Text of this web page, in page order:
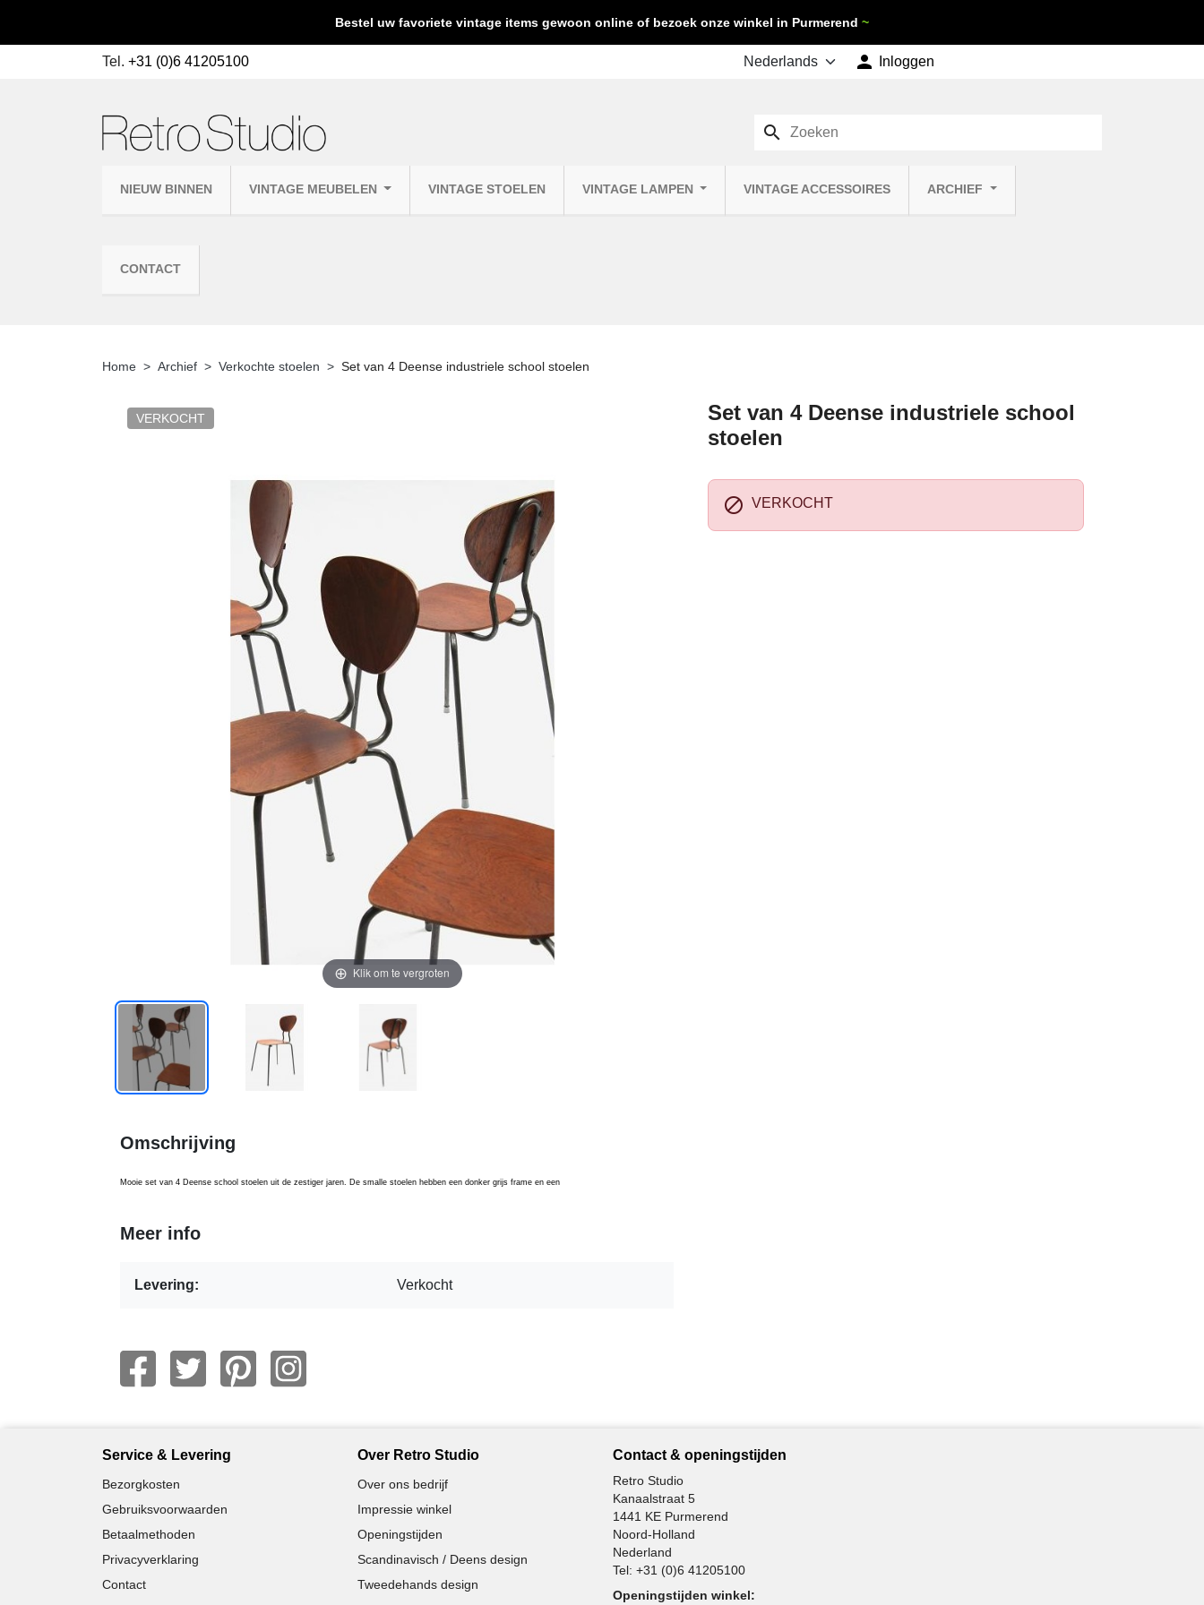
Bestel uw favoriete vintage items gewoon online of bezoek onze winkel in Purmerend ~
Tel. +31 (0)6 41205100  Inloggen
NIEUW BINNEN VINTAGE MEUBELEN VINTAGE STOELEN VINTAGE LAMPEN VINTAGE ACCESSOIRES ARCHIEF
CONTACT
search
Home Archief Verkochte stoelen Set van 4 Deense industriele school stoelen
VERKOCHT
Klik om te vergroten
Set van 4 Deense industriele school
stoelen
 VERKOCHT
Omschrijving
Mooie set van 4 Deense school stoelen uit de zestiger jaren. De smalle stoelen hebben een donker grijs frame en een
Meer info
Levering: Verkocht
Service & Levering
Bezorgkosten
Gebruiksvoorwaarden
Betaalmethoden
Privacyverklaring
Contact
Over Retro Studio
Over ons bedrijf
Impressie winkel
Openingstijden
Scandinavisch / Deens design
Tweedehands design
Contact & openingstijden
Retro Studio
Kanaalstraat 5
1441 KE Purmerend
Noord-Holland
Nederland
Tel: +31 (0)6 41205100
Openingstijden winkel: